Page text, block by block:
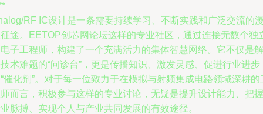
RF IC设计是一条需要持续学习、不断实践和广泛交流的
途。EETOP创芯网论坛这样的专业社区，通过连接无数个独
子工程师，构建了一个充满活力的集体智慧网络。它不仅是解
术难题的“问诊台”，更是传播知识、激发灵感、促进行业进步
催化剂”。对于每一位致力于在模拟与射频集成电路领域深耕的
而言，积极参与这样的专业讨论，无疑是提升设计能力、把握
脉搏、实现个人与产业共同发展的有效途径。